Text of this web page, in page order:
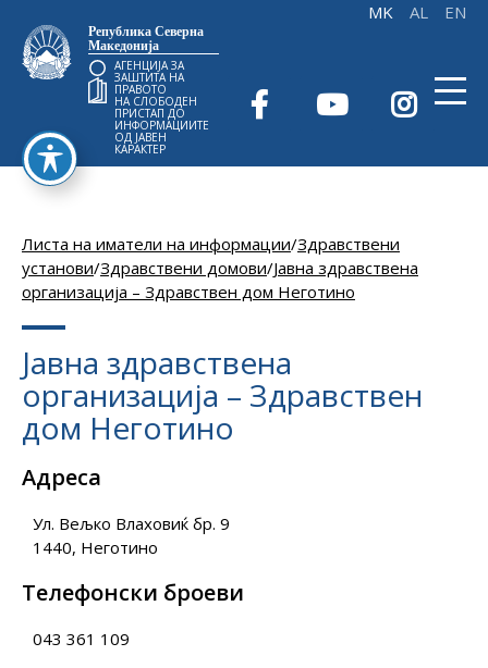
Република Северна
Македонија
АГЕНЦИЈА ЗА
ЗАШТИТА НА
ПРАВОТО
НА СЛОБОДЕН
ПРИСТАП ДО
ИНФОРМАЦИИТЕ
ОД ЈАВЕН
КАРАКТЕР
Листа на иматели на информации/Здравствени
установи/Здравствени домови/Јавна здравствена
организација – Здравствен дом Неготино
Јавна здравствена
организација – Здравствен
дом Неготино
Адреса
Ул. Вељко Влаховиќ бр. 9
1440, Неготино
Телефонски броеви
043 361 109